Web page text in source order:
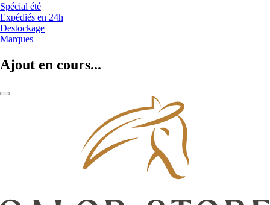
Spécial été
Expédiés en 24h
Destockage
Marques
Ajout en cours...